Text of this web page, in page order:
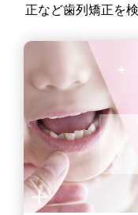
正など歯列矯正を